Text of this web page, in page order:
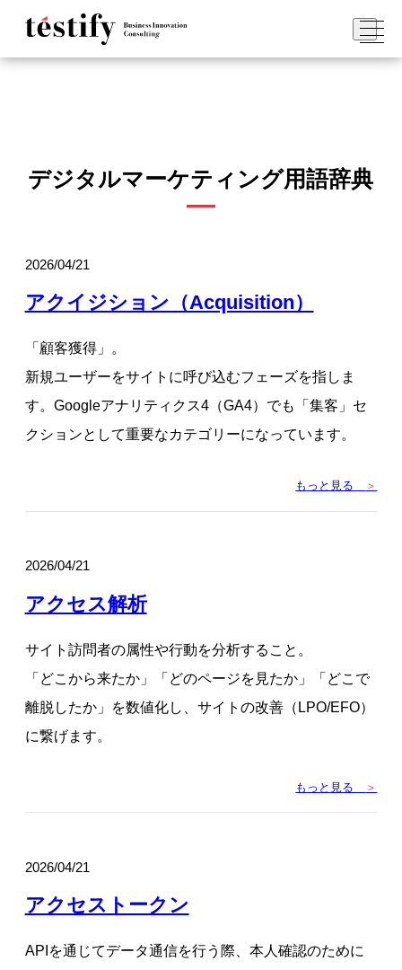
デジタルマーケティング用語辞典
2026/04/21
アクイジション（Acquisition）
「顧客獲得」。
新規ユーザーをサイトに呼び込むフェーズを指しま
す。Googleアナリティクス4（GA4）でも「集客」セ
クションとして重要なカテゴリーになっています。
もっと見る ＞
2026/04/21
アクセス解析
サイト訪問者の属性や行動を分析すること。
「どこから来たか」「どのページを見たか」「どこで
離脱したか」を数値化し、サイトの改善（LPO/EFO）
に繋げます。
もっと見る ＞
2026/04/21
アクセストークン
APIを通じてデータ通信を行う際、本人確認のために